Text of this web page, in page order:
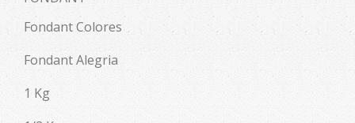
Fondant Colores
Fondant Alegria
1 Kg